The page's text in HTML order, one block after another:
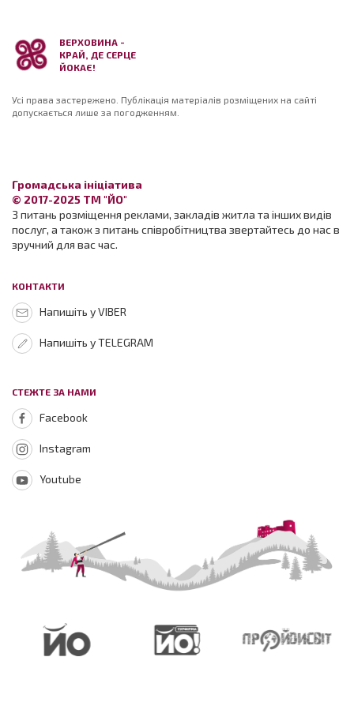
ВЕРХОВИНА -
КРАЙ, ДЕ СЕРЦЕ
ЙОКАЄ!
Усі права застережено. Публікація матеріалів розміщених на сайті
допускається лише за погодженням.
Громадська ініціатива
© 2017-2025 ТМ "ЙО"
З питань розміщення реклами, закладів житла та інших видів
послуг, а також з питань співробітництва звертайтесь до нас в
зручний для вас час.
КОНТАКТИ
Напишіть у VIBER
Напишіть у TELEGRAM
СТЕЖТЕ ЗА НАМИ
Facebook
Instagram
Youtube